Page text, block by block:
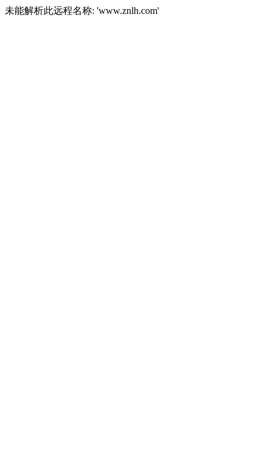
未能解析此远程名称: 'www.znlh.com'